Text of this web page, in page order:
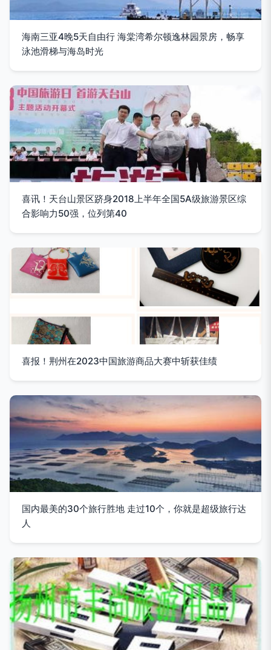
海南三亚4晚5天自由行 海棠湾希尔顿逸林园景房，畅享
泳池滑梯与海岛时光
喜讯！天台山景区跻身2018上半年全国5A级旅游景区综
合影响力50强，位列第40
喜报！荆州在2023中国旅游商品大赛中斩获佳绩
国内最美的30个旅行胜地 走过10个，你就是超级旅行达
人